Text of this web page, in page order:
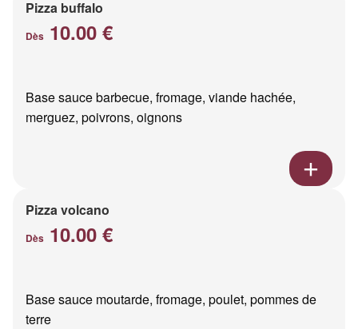
Pizza buffalo
Dès 10.00 €
Base sauce barbecue, fromage, viande hachée,
merguez, poivrons, oignons
Pizza volcano
Dès 10.00 €
Base sauce moutarde, fromage, poulet, pommes de
terre